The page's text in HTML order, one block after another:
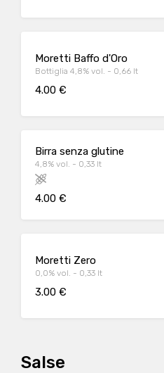
Moretti Baffo d'Oro
Bottiglia 4,8% vol. - 0,66 lt
4.00 €
Birra senza glutine
4,8% vol. - 0,33 lt
4.00 €
Moretti Zero
0,0% vol. - 0,33 lt
3.00 €
Salse